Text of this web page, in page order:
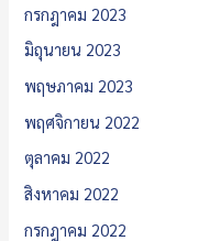
กรกฎาคม 2023
มิถุนายน 2023
พฤษภาคม 2023
พฤศจิกายน 2022
ตุลาคม 2022
สิงหาคม 2022
กรกฎาคม 2022